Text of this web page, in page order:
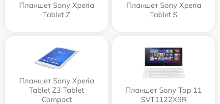
Планшет Sony Xperia
Tablet Z
Планшет Sony Xperia
Tablet S
Планшет Sony Xperia
Tablet Z3 Tablet
Compact
Планшет Sony Tap 11
SVT1122X9R